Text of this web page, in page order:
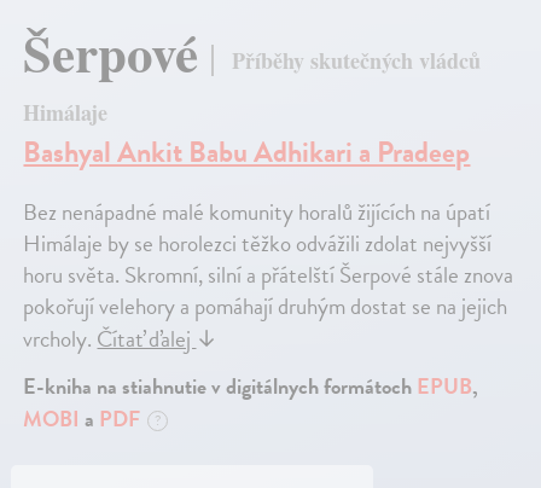
Šerpové
Příběhy skutečných vládců
Himálaje
Bashyal Ankit Babu Adhikari a Pradeep
Bez nenápadné malé komunity horalů žijících na úpatí
Himálaje by se horolezci těžko odvážili zdolat nejvyšší
horu světa. Skromní, silní a přátelští Šerpové stále znova
pokořují velehory a pomáhají druhým dostat se na jejich
vrcholy.Čítať ďalej↓
E-kniha na stiahnutie v digitálnych formátochEPUB,
MOBI a PDF ?